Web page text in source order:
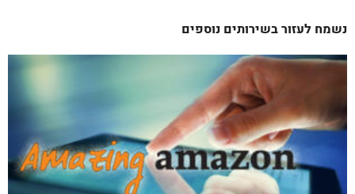
נשמח לעזור בשירותים נוספים